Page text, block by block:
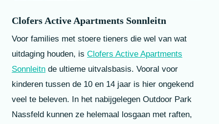
Clofers Active Apartments Sonnleitn
Voor families met stoere tieners die wel van wat
uitdaging houden, is Clofers Active Apartments
Sonnleitn de ultieme uitvalsbasis. Vooral voor
kinderen tussen de 10 en 14 jaar is hier ongekend
veel te beleven. In het nabijgelegen Outdoor Park
Nassfeld kunnen ze helemaal losgaan met raften,